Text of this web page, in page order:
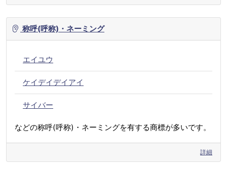
称呼(呼称)・ネーミング
エイユウ
ケイデイデイアイ
サイバー
などの称呼(呼称)・ネーミングを有する商標が多いです。
詳細